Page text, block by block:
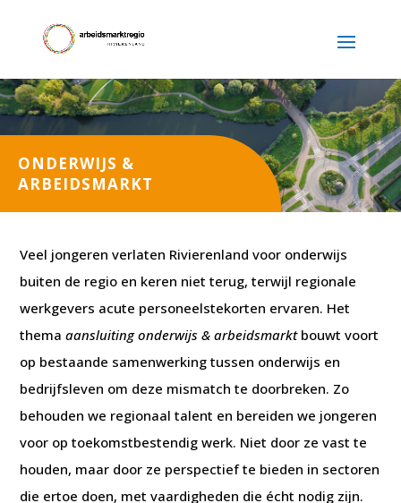
ONDERWIJS &
ARBEIDSMARKT
Veel jongeren verlaten Rivierenland voor onderwijs
buiten de regio en keren niet terug, terwijl regionale
werkgevers acute personeelstekorten ervaren. Het
themaaansluiting onderwijs & arbeidsmarktbouwt voort
op bestaande samenwerking tussen onderwijs en
bedrijfsleven om deze mismatch te doorbreken. Zo
behouden we regionaal talent en bereiden we jongeren
voor op toekomstbestendig werk. Niet door ze vast te
houden, maar door ze perspectief te bieden in sectoren
die ertoe doen, met vaardigheden die écht nodig zijn.